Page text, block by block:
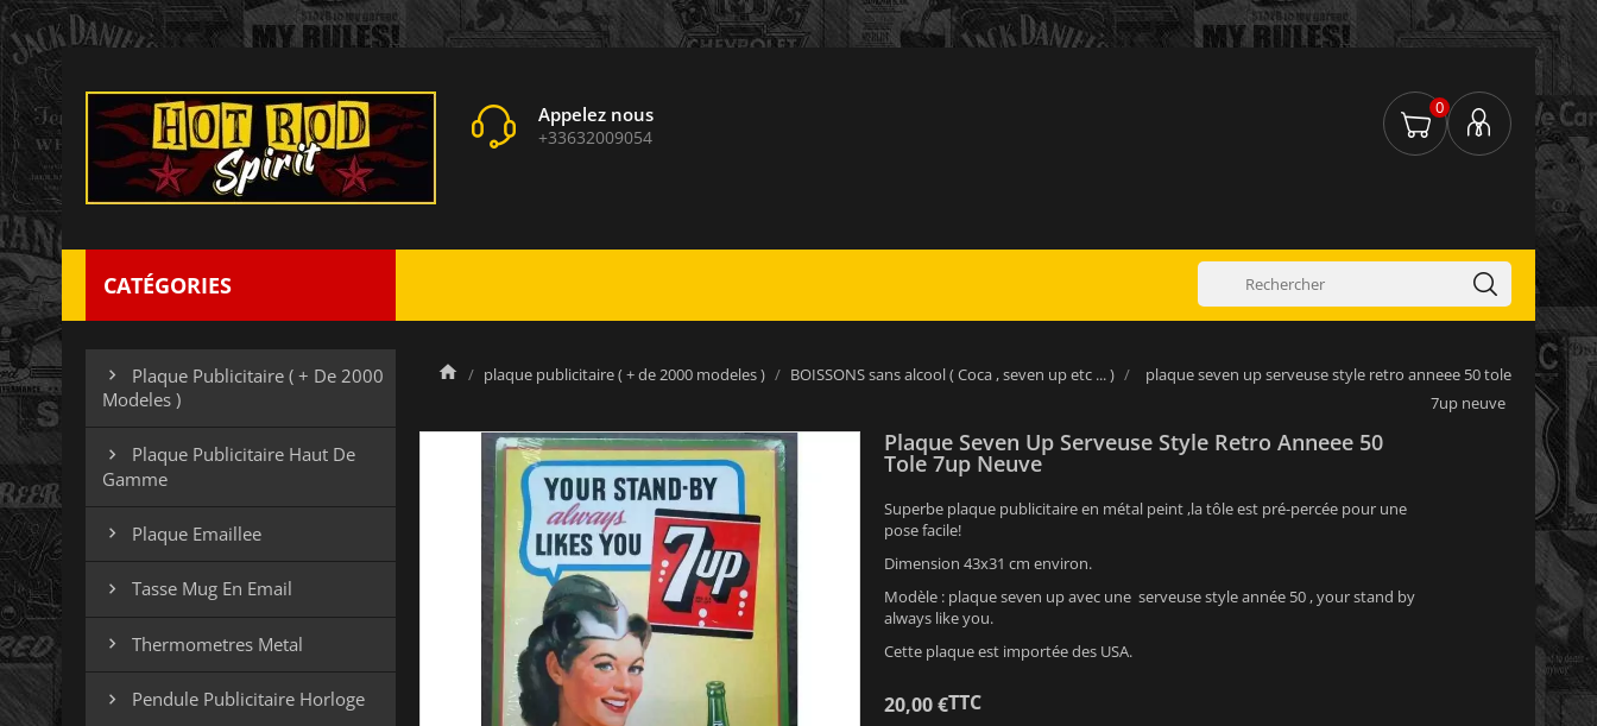
Appelez nous
+33632009054
0
CATÉGORIES

Plaque Publicitaire ( + De 2000
Modeles )

Plaque Publicitaire Haut De
Gamme
 Plaque Emaillee
 Tasse Mug En Email
 Thermometres Metal
 Pendule Publicitaire Horloge
plaque publicitaire ( + de 2000 modeles ) BOISSONS sans alcool ( Coca , seven up etc ... )
plaque seven up serveuse style retro anneee 50 tole
7up neuve
Plaque Seven Up Serveuse Style Retro Anneee 50
Tole 7up Neuve
Superbe plaque publicitaire en métal peint ,la tôle est pré-percée pour une
pose facile!
Dimension 43x31 cm environ.
Modèle : plaque seven up avec une serveuse style année 50 , your stand by
always like you.
Cette plaque est importée des USA.
20,00 €TTC